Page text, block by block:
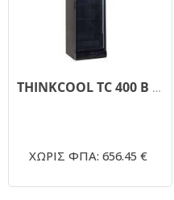
THINKCOOL TC 400 B Ψυγείο Αναψυκτικών 420Lt 590x610x2005mm
ΧΩΡΙΣ ΦΠΑ: 656.45 €